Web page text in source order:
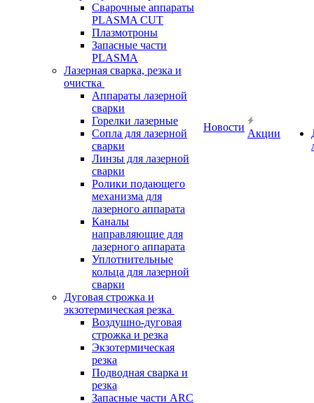
Сварочные аппараты
PLASMA CUT
Плазмотроны
Запасные части
PLASMA
Лазерная сварка, резка и
очистка
Аппараты лазерной
сварки
Горелки лазерные
Сопла для лазерной
сварки
Линзы для лазерной
сварки
Ролики подающего
механизма для
лазерного аппарата
Каналы
направляющие для
лазерного аппарата
Уплотнительные
кольца для лазерной
сварки
Дуговая строжка и
экзотермическая резка
Воздушно-дуговая
строжка и резка
Экзотермическая
резка
Подводная сварка и
резка
Запасные части ARC
Новости
Акции